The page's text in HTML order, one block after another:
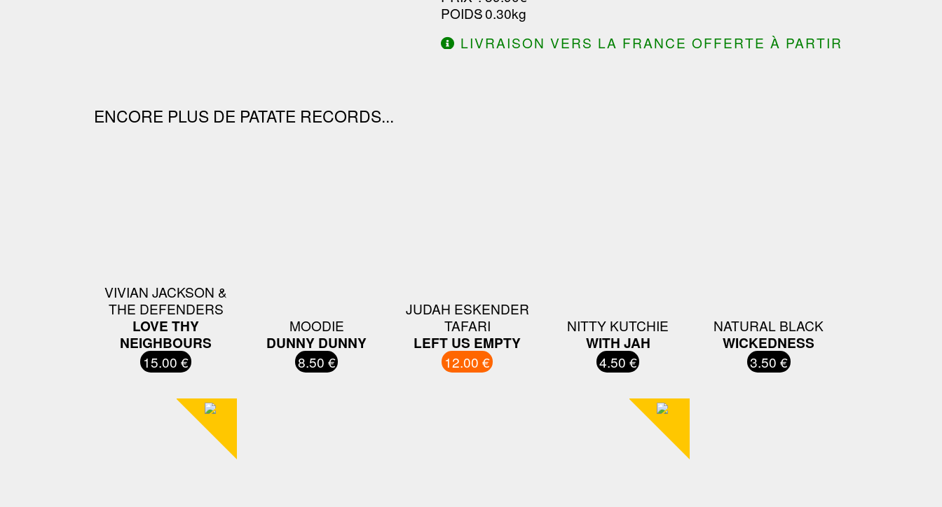
POIDS: 0.30kg
LIVRAISON VERS LA FRANCE OFFERTE À PARTIR
ENCORE PLUS DE PATATE RECORDS...
VIVIAN JACKSON &
THE DEFENDERS
LOVE THY
NEIGHBOURS
15.00 €
MOODIE
DUNNY DUNNY
8.50 €
JUDAH ESKENDER
TAFARI
LEFT US EMPTY
12.00 €
NITTY KUTCHIE
WITH JAH
4.50 €
NATURAL BLACK
WICKEDNESS
3.50 €